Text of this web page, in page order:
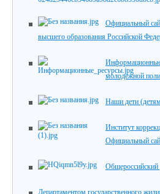
Официальный
высшего образования Российской
молодежной
Наши дети
Институт
Официальный
Общероссийский
Департаментом государственного